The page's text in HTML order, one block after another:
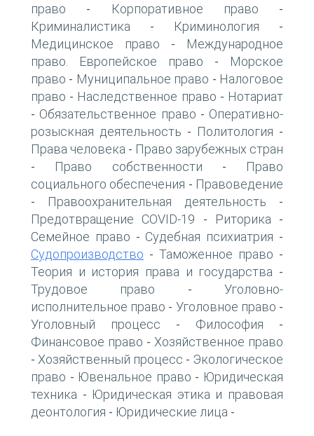
право - Корпоративное право -
Криминалистика - Криминология -
Медицинское право -
Международное
право. Европейское право -
Морское
право - Муниципальное право - Налоговое
право - Наследственное право - Нотариат
- Обязательственное право - Оперативно-
розыскная деятельность - Политология -
Права человека - Право зарубежных стран
- Право собственности -
Право
социального обеспечения - Правоведение
- Правоохранительная деятельность -
Предотвращение COVID-19 - Риторика -
Семейное право - Судебная психиатрия -
Судопроизводство - Таможенное право -
Теория и история права и государства -
Трудовое право -Уголовно-
исполнительное право - Уголовное право -
Уголовный процесс - Философия -
Финансовое право - Хозяйственное право
- Хозяйственный процесс - Экологическое
право - Ювенальное право - Юридическая
техника - Юридическая этика и правовая
деонтология - Юридические лица -